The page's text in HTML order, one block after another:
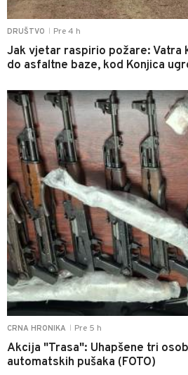
DRUŠTVO Pre 4 h
Jak vjetar raspirio požare: Vatra
do asfaltne baze, kod Konjica
CRNA HRONIKA Pre 5 h
Akcija "Trasa": Uhapšene tri
automatskih pušaka (FOTO)